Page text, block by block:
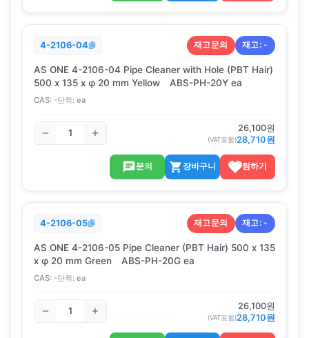
4-2106-04 재고문의 재고:-
AS ONE 4-2106-04 Pipe Cleaner with Hole (PBT Hair)
500 x 135 x φ 20 mm Yellow ABS-PH-20Y ea
CAS: -단위: ea
26,100원
(VAT포함)28,710원
문의 장바구니 찜하기
4-2106-05 재고문의 재고:-
AS ONE 4-2106-05 Pipe Cleaner (PBT Hair) 500 x 135
x φ 20 mm Green ABS-PH-20G ea
CAS: -단위: ea
26,100원
(VAT포함)28,710원